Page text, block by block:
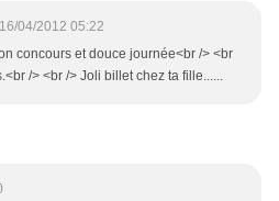
16/04/2012 05:22
concours et douce journée<br /> <br
/> <br /> Joli billet chez ta fille......